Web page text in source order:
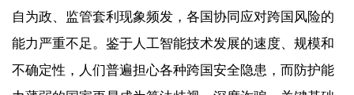
自为政、监管套利现象频发，各国协同应对跨国风险的
能力严重不足。鉴于人工智能技术发展的速度、规模和
不确定性，人们普遍担心各种跨国安全隐患，而防护能